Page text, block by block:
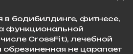
в бодибилдинге, фитнесе,
функциональной
CrossFit), лечебной
обрезиненная не царапает